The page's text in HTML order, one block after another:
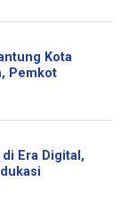
Kota
Pemkot
Era Digital,